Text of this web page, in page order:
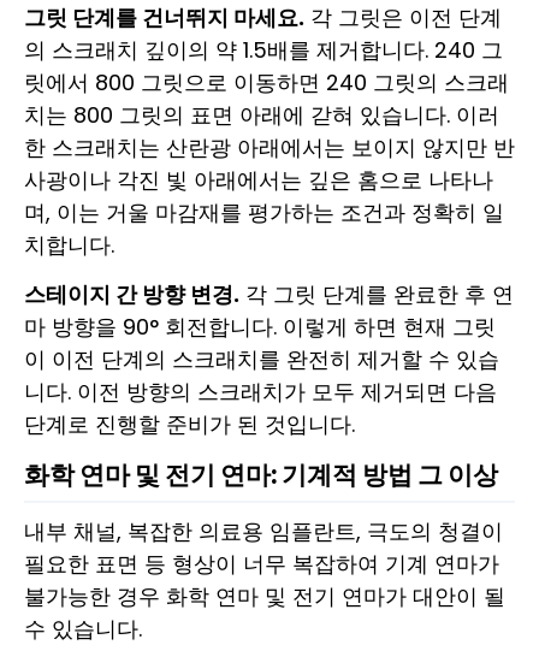
그릿 단계를 건너뛰지 마세요. 각 그릿은 이전 단계
의 스크래치 깊이의 약 1.5배를 제거합니다. 240 그
릿에서 800 그릿으로 이동하면 240 그릿의 스크래
치는 800 그릿의 표면 아래에 갇혀 있습니다. 이러
한 스크래치는 산란광 아래에서는 보이지 않지만 반
사광이나 각진 빛 아래에서는 깊은 홈으로 나타나
며, 이는 거울 마감재를 평가하는 조건과 정확히 일
치합니다.
스테이지 간 방향 변경. 각 그릿 단계를 완료한 후 연
마 방향을 90° 회전합니다. 이렇게 하면 현재 그릿
이 이전 단계의 스크래치를 완전히 제거할 수 있습
니다. 이전 방향의 스크래치가 모두 제거되면 다음
단계로 진행할 준비가 된 것입니다.
화학 연마 및 전기 연마: 기계적 방법 그 이상
내부 채널, 복잡한 의료용 임플란트, 극도의 청결이
필요한 표면 등 형상이 너무 복잡하여 기계 연마가
불가능한 경우 화학 연마 및 전기 연마가 대안이 될
수 있습니다.